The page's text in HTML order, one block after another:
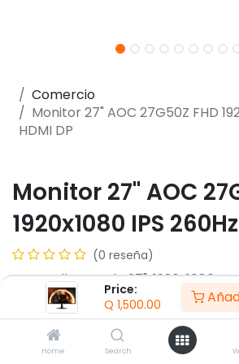
Price:
Q 1,500.00
Home Search
Comercio
Monitor 27" AOC 27G50Z FHD
HDMI DP
Monitor 27" AOC
1920x1080 IPS
(0 reseña)
- Pantalla FHD de 27", 1920x1080, IPS
- Brillo: 300 cd/m2
- Contraste 1000:1
- Ángulos de visión de 178° (H) /
- Frecuencia: hasta 260 Hz OC